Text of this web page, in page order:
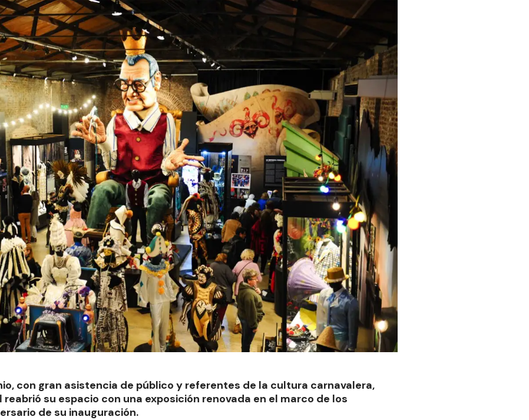
con gran asistencia de público y referentes de la cultura carnavalera,
reabrió su espacio con una exposición renovada en el marco de los
de su inauguración.